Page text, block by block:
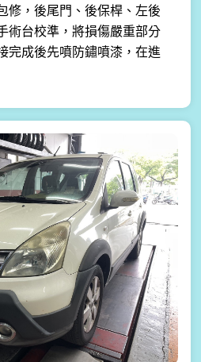
修，後尾門、後保桿、左後
術台校準，將損傷嚴重部分
完成後先噴防鏽噴漆，在進